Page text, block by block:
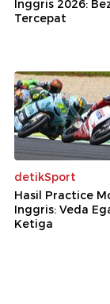
Inggris 2026:
Tercepat
detikSport
Hasil Practice
Inggris: Veda
Ketiga